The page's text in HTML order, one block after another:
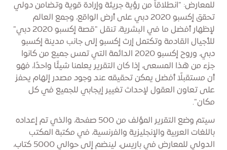
للمعارض: "انطلاقاً من رؤية جريئة وإرادة قوية وتضامن دولي
تحقق إكسبو 2020 دبي على أرض الواقع، وجمع العالم
لإظهار أفضل ما في البشرية، تنقل "قصة إكسبو 2020 دبي"
للأجيال القادمة وتكتمل إرث إكسبو إلى جانب مدينة إكسبو
دبي، وروح إكسبو 2020 الدائمة التي تمس جميع من كانوا
جزء من هذا المسعى، إذا كان التقرير يعلمنا شيئًا واحدًا، فهو
أن مستقبلًا أفضل يمكن تحقيقه عند وجود مصدر إلهام يحفز
على تعاون العقول لإحداث تغيير إيجابي للجميع في كل
مكان".
سيتم وضع التقرير المؤلف من 500 صفحة، والذي تم إعداده
باللغات العربية والإنجليزية والفرنسية، في مكتبة المكتب
الدولي للمعارض في باريس، لينضم إلى حوالي 5000 كتاب،